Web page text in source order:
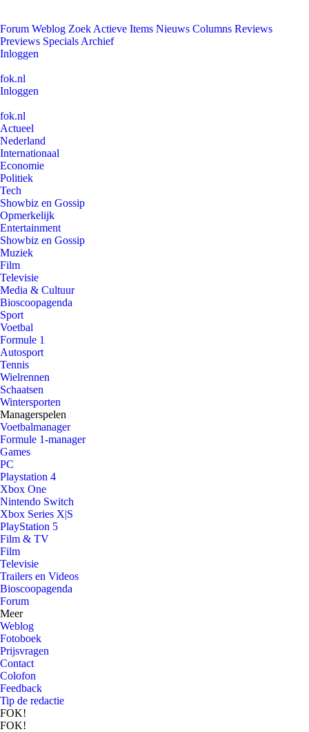
Forum Weblog Zoek Actieve Items Nieuws Columns Reviews
Previews Specials Archief
Inloggen
fok.nl
Inloggen
fok.nl
Actueel
Nederland
Internationaal
Economie
Politiek
Tech
Showbiz en Gossip
Opmerkelijk
Entertainment
Showbiz en Gossip
Muziek
Film
Televisie
Media & Cultuur
Bioscoopagenda
Sport
Voetbal
Formule 1
Autosport
Tennis
Wielrennen
Schaatsen
Wintersporten
Managerspelen
Voetbalmanager
Formule 1-manager
Games
PC
Playstation 4
Xbox One
Nintendo Switch
Xbox Series X|S
PlayStation 5
Film & TV
Film
Televisie
Trailers en Videos
Bioscoopagenda
Forum
Meer
Weblog
Fotoboek
Prijsvragen
Contact
Colofon
Feedback
Tip de redactie
FOK!
FOK!